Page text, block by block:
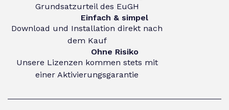
Grundsatzurteil des EuGH
Einfach & simpel
Download und Installation direkt nach
dem Kauf
Ohne Risiko
Unsere Lizenzen kommen stets mit
einer Aktivierungsgarantie